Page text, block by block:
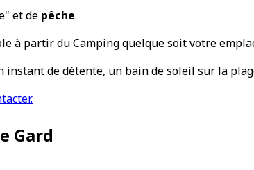
et de pêche.
à partir du Camping quelque soit votre
de détente, un bain de soleil sur la
Gard